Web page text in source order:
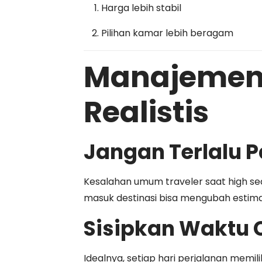
Harga lebih stabil
Pilihan kamar lebih beragam
Realistis
Jangan Terlalu
Kesalahan umum traveler saat high
masuk destinasi bisa mengubah
Sisipkan Waktu
Idealnya, setiap hari perjalanan